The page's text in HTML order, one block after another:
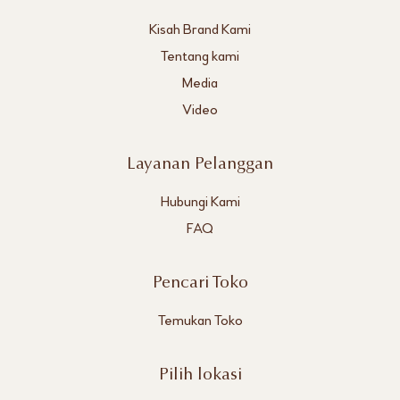
Kisah Brand Kami
Tentang kami
Media
Video
Layanan Pelanggan
Hubungi Kami
FAQ
Pencari Toko
Temukan Toko
Pilih lokasi